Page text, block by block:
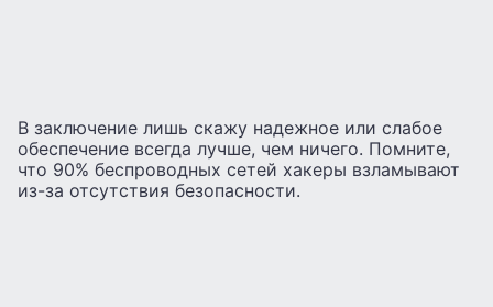
В заключение лишь скажу надежное или слабое
обеспечение всегда лучше, чем ничего. Помните,
что 90% беспроводных сетей хакеры взламывают
из-за отсутствия безопасности.